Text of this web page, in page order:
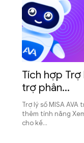
Tích hợp Trợ
trợ phân...
Trợ lý số MISA
thêm tính năng
cho kế...